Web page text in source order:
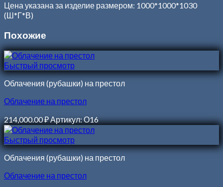
Цена указана за изделие размером: 1000*1000*1030
(Ш*Г*В)
Похожие
Быстрый просмотр
Облачения (рубашки) на престол
Облачение на престол
214,000.00₽Артикул: О16
Быстрый просмотр
Облачения (рубашки) на престол
Облачение на престол